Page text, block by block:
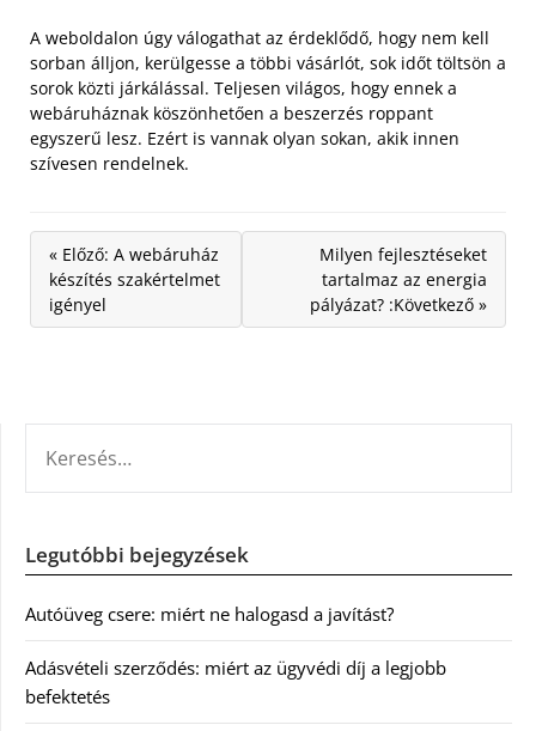
A weboldalon úgy válogathat az érdeklődő, hogy nem kell
sorban álljon, kerülgesse a többi vásárlót, sok időt töltsön a
sorok közti járkálással. Teljesen világos, hogy ennek a
webáruháznak köszönhetően a beszerzés roppant
egyszerű lesz. Ezért is vannak olyan sokan, akik innen
szívesen rendelnek.
« Előző: A webáruház
készítés szakértelmet
igényel
Milyen fejlesztéseket
tartalmaz az energia
pályázat? :Következő »
Legutóbbi bejegyzések
Autóüveg csere: miért ne halogasd a javítást?
Adásvételi szerződés: miért az ügyvédi díj a legjobb
befektetés